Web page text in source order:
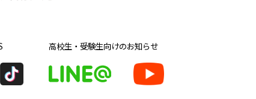
高校生・受験生向けのお知らせ